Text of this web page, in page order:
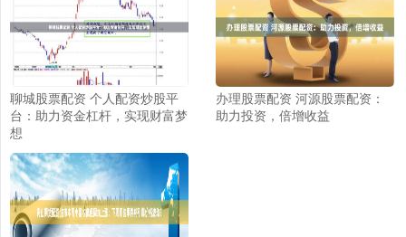
聊城股票配资 个人配资炒股平
台：助力资金杠杆，实现财富梦
想
办理股票配资 河源股票配资：
助力投资，倍增收益